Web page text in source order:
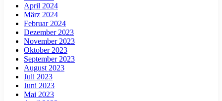
April 2024
März 2024
Februar 2024
Dezember 2023
November 2023
Oktober 2023
September 2023
August 2023
Juli 2023
Juni 2023
Mai 2023